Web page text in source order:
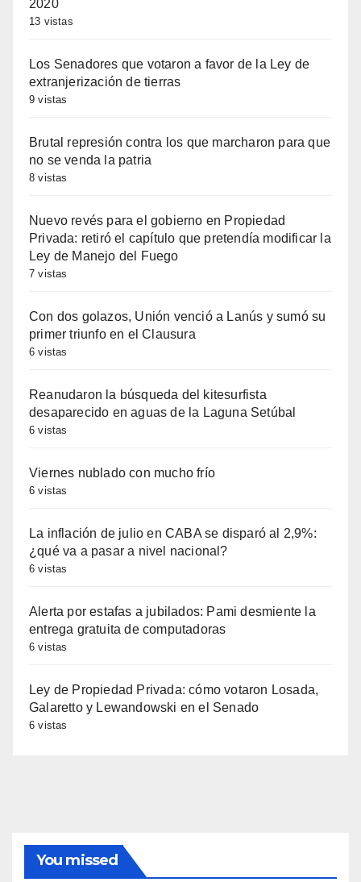
2020
13 vistas
Los Senadores que votaron a favor de la Ley de
extranjerización de tierras
9 vistas
Brutal represión contra los que marcharon para que
no se venda la patria
8 vistas
Nuevo revés para el gobierno en Propiedad
Privada: retiró el capítulo que pretendía modificar la
Ley de Manejo del Fuego
7 vistas
Con dos golazos, Unión venció a Lanús y sumó su
primer triunfo en el Clausura
6 vistas
Reanudaron la búsqueda del kitesurfista
desaparecido en aguas de la Laguna Setúbal
6 vistas
Viernes nublado con mucho frío
6 vistas
La inflación de julio en CABA se disparó al 2,9%:
¿qué va a pasar a nivel nacional?
6 vistas
Alerta por estafas a jubilados: Pami desmiente la
entrega gratuita de computadoras
6 vistas
Ley de Propiedad Privada: cómo votaron Losada,
Galaretto y Lewandowski en el Senado
6 vistas
You missed